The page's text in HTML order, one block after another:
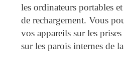
les ordinateurs portables
de rechargement. Vous
vos appareils sur les
sur les parois internes de